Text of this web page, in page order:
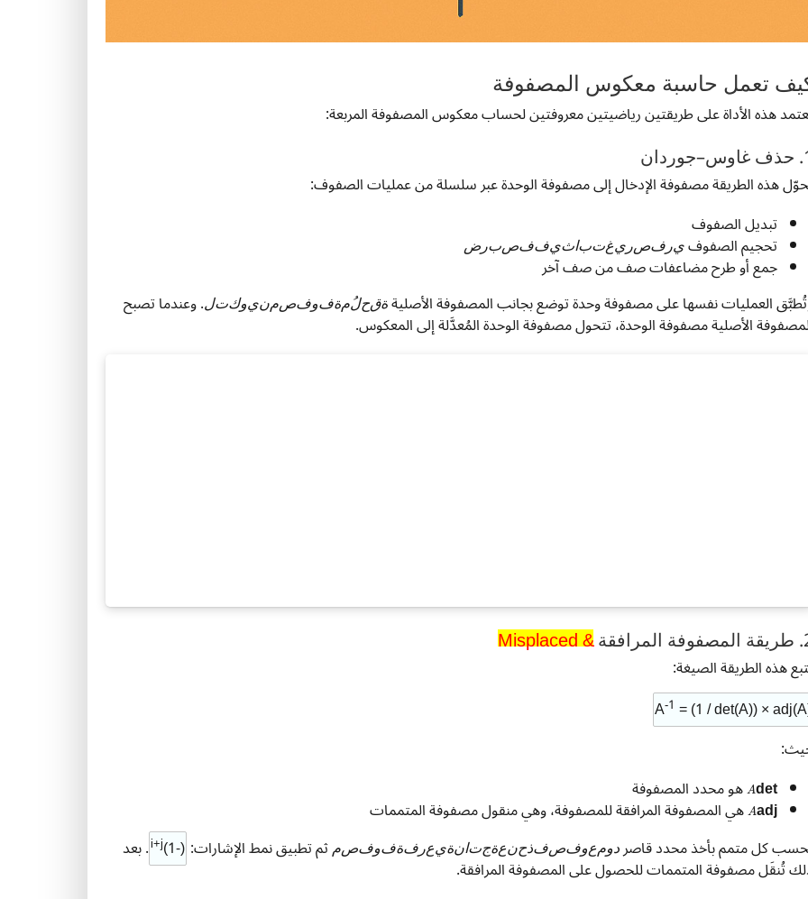
تعمل حاسبة معكوس المصفوفة
هذه الأداة على طريقتين رياضيتين معروفتين لحساب معكوس المصفوفة المربعة:
هذه الطريقة مصفوفة الإدخال إلى مصفوفة الوحدة عبر سلسلة من عمليات الصفوف:
تبديل الصفوف
تحجيم الصفوف ض ر ب ص ف ف ي ث ا ب ت غ ي ر ص ف ر ي
جمع أو طرح مضاعفات صف من صف آخر
العمليات نفسها على مصفوفة وحدة توضع بجانب المصفوفة الأصلية
ل ت ك و ي ن م ص ف و ف ة م ل ح ق ة
فة ق . وعندما تصبح
الأصلية مصفوفة الوحدة، تتحول مصفوفة الوحدة المُعدَّلة إلى المعكوس.
Misplaced &
Misplaced &
هذه الطريقة الصيغة:
A-1 = (1 / det(A)) ×
det هو محدد المصفوفة
adj
Aهي المصفوفة المرافقة للمصفوفة، وهي منقول مصفوفة المتممات
كل متمم بأخذ محدد قاصر
م ص ف و ف ة ف ر ع ي ة ن ا ت ج ةع ن ح ذ ف ص ف و ع م و د
فة ثم تطبيق نمط الإشارات: (-1)
i+j. بعد
تُنقَل مصفوفة المتممات للحصول على المصفوفة المرافقة.